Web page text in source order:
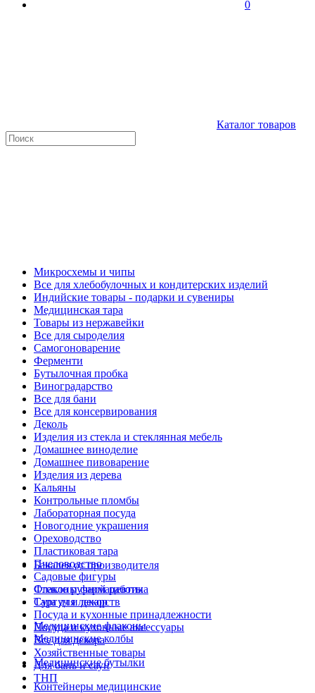
0
Каталог товаров
Микросхемы и чипы
Все для хлебобулочных и кондитерских изделий
Индийские товары - подарки и сувениры
Медицинская тара
Товары из нержавейки
Все для сыроделия
Самогоноварение
Ферменти
Бутылочная пробка
Виноградарство
Все для бани
Все для консервирования
Деколь
Изделия из стекла и стеклянная мебель
Домашнее виноделие
Домашнее пивоварение
Изделия из дерева
Кальяны
Контрольные пломбы
Лабораторная посуда
Новогодние украшения
Ореховодство
Пластиковая тара
Пчеловодство
Садовые фигуры
Стекло ручной работы
Сургуч и декор
Посуда и кухонные принадлежности
Посуда и кухонные аксессуары
Все для декора
Хозяйственные товары
Для бань и саун
ТНП
Бакалея от производителя
Флаконы фармацевтика
Тара для лекарств
Медицинские флаконы
Медицинские колбы
Медицинские бутылки
Контейнеры медицинские